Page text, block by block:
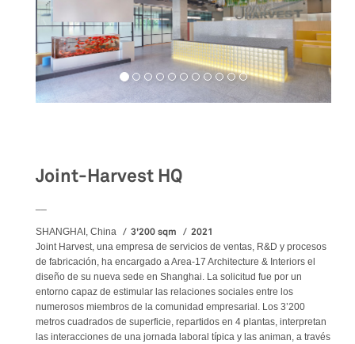
Joint-Harvest HQ
SHANGHAI, China 3'200 sqm 2021
Joint Harvest, una empresa de servicios de ventas, R&D y procesos
de fabricación, ha encargado a Area-17 Architecture & Interiors el
diseño de su nueva sede en Shanghai. La solicitud fue por un
entorno capaz de estimular las relaciones sociales entre los
numerosos miembros de la comunidad empresarial. Los 3’200
metros cuadrados de superficie, repartidos en 4 plantas, interpretan
las interacciones de una jornada laboral típica y las animan, a través